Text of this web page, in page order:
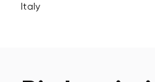
Italy